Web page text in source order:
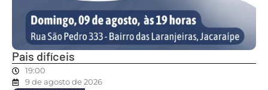
Pais difíceis
19:00
9 de agosto de 2026